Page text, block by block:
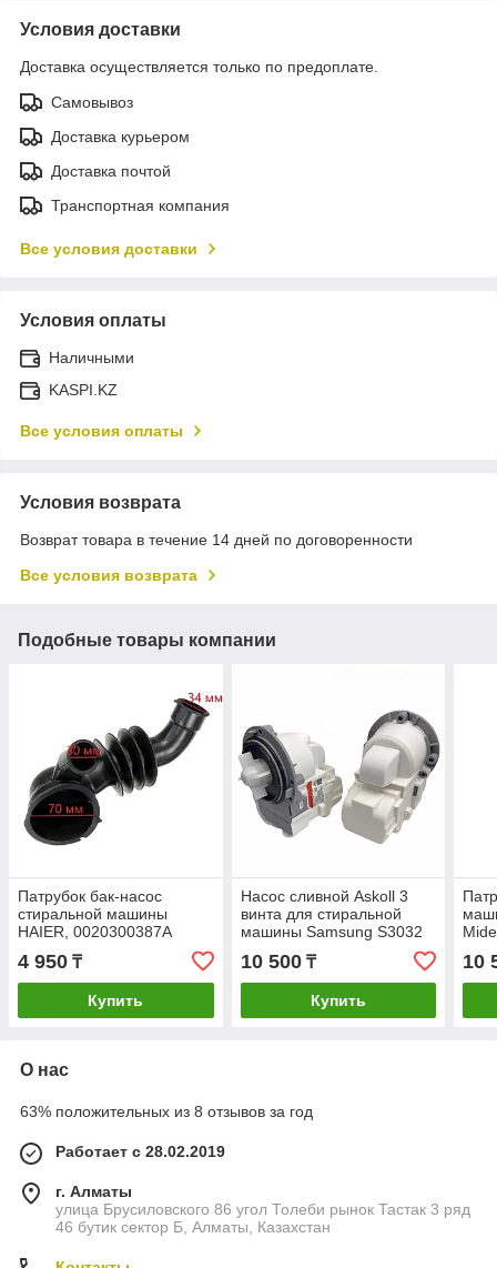
Условия доставки
Доставка осуществляется только по предоплате.
Самовывоз
Доставка курьером
Доставка почтой
Транспортная компания
Все условия доставки
Условия оплаты
Наличными
KASPI.KZ
Все условия оплаты
Условия возврата
Возврат товара в течение 14 дней по договоренности
Все условия возврата
Подобные товары компании
Патрубок бак-насос
стиральной машины
HAIER, 0020300387A
4 950 ₸
Купить
Насос сливной Askoll 3
винта для стиральной
машины Samsung S3032
DC31-00181A
10 500₸
Купить
10
О нас
63% положительных из 8 отзывов за год
Работает с 28.02.2019
г. Алматы
улица Брусиловского 86 угол Толеби рынок Тастак 3 ряд
46 бутик сектор Б, Алматы, Казахстан